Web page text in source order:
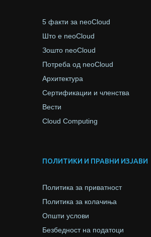
5 факти за neoCloud
Што е neoCloud
Зошто neoCloud
Потреба од neoCloud
Архитектура
Сертификации и членства
Вести
Cloud Computing
ПОЛИТИКИ И ПРАВНИ ИЗЈАВИ
Политика за приватност
Политика за колачиња
Општи услови
Безбедност на податоци